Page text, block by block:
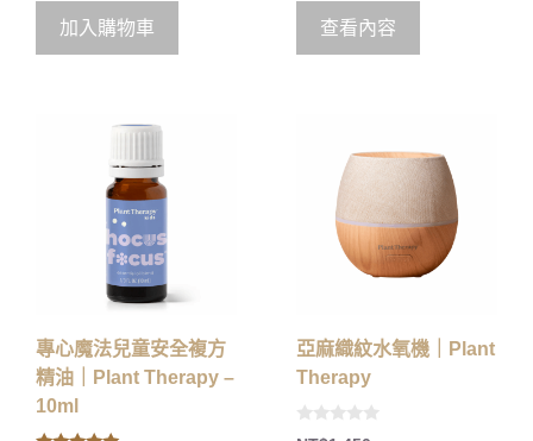
加入購物車
5
查看內容
專心魔法兒童安全複方
精油｜Plant Therapy –
10ml
亞麻織紋水氧機｜Plant
Therapy
0